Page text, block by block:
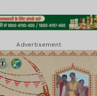
Advertisement